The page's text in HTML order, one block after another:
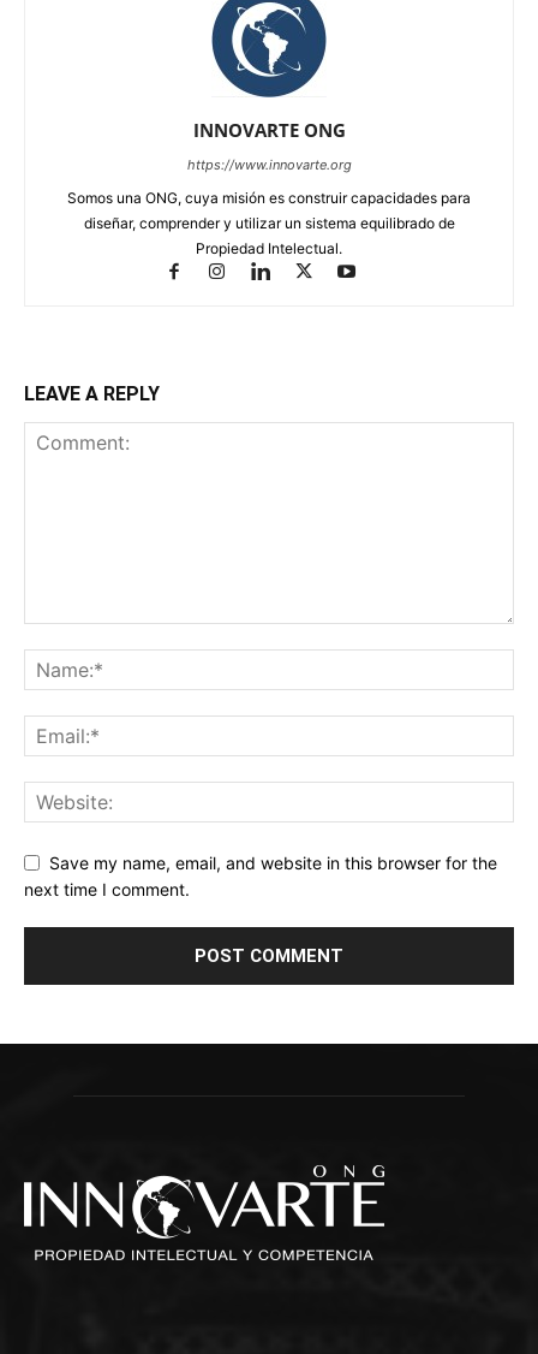
INNOVARTE ONG
https://www.innovarte.org
Somos una ONG, cuya misión es construir capacidades para
diseñar, comprender y utilizar un sistema equilibrado de
Propiedad Intelectual.
LEAVE A REPLY
Save my name, email, and website in this browser for the
next time I comment.